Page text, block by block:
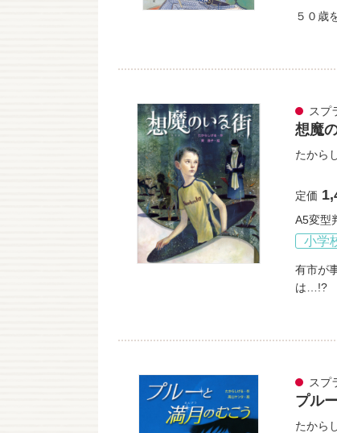
５０歳
スプ
想魔
たから
定価
A5変型
小学
有市が
は…!?
スプ
プル
たから